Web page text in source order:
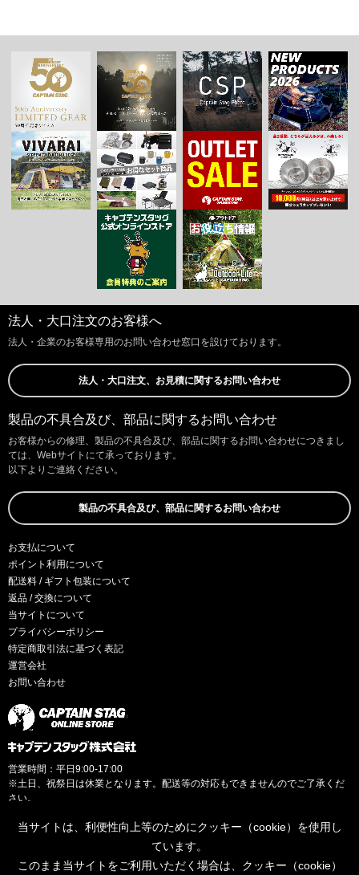
法人・大口注文のお客様へ
法人・企業のお客様専用のお問い合わせ窓口を設けております。
法人・大口注文、お見積に関するお問い合わせ
製品の不具合及び、部品に関するお問い合わせ
お客様からの修理、製品の不具合及び、部品に関するお問い合わせにつきまし
ては、Webサイトにて承っております。
以下よりご連絡ください。
製品の不具合及び、部品に関するお問い合わせ
お支払について
ポイント利用について
配送料 / ギフト包装について
返品 / 交換について
当サイトについて
プライバシーポリシー
特定商取引法に基づく表記
運営会社
お問い合わせ
営業時間：平日9:00-17:00
※土日、祝祭日は休業となります。配送等の対応もできませんのでご了承くだ
さい。
当サイトは、利便性向上等のためにクッキー（cookie）を使用し
ています。
このまま当サイトをご利用いただく場合は、クッキー（cookie）